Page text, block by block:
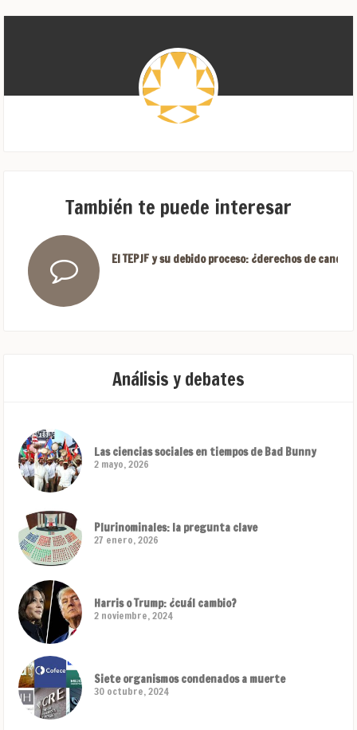
También te puede interesar
El TEPJF y su debido proceso: ¿derechos de
Análisis y debates
Las ciencias sociales en tiempos de Bad Bunny
2 mayo, 2026
Plurinominales: la pregunta clave
27 enero, 2026
Harris o Trump: ¿cuál cambio?
2 noviembre, 2024
Siete organismos condenados a muerte
30 octubre, 2024